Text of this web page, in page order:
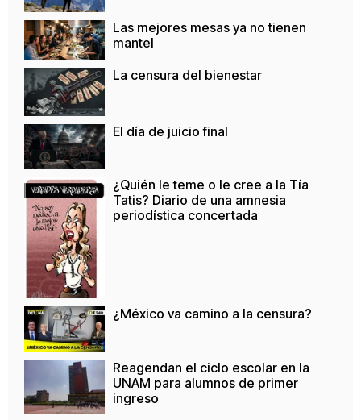
Las mejores mesas ya no tienen
mantel
La censura del bienestar
El día de juicio final
¿Quién le teme o le cree a la Tía
Tatis? Diario de una amnesia
periodística concertada
¿México va camino a la censura?
Reagendan el ciclo escolar en la
UNAM para alumnos de primer
ingreso